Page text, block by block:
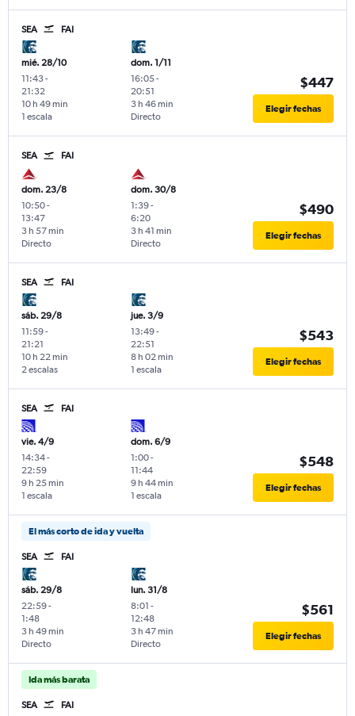
SEA FAI
mié. 28/10
11:43-
21:32
1 escala
10 h 49 min
dom. 1/11
16:05-
20:51
Directo
3 h 46 min
$447
Elegir fechas
SEA FAI
dom. 23/8
10:50-
13:47
Directo
3 h 57 min
dom. 30/8
1:39-
6:20
Directo
3 h 41 min
$490
Elegir fechas
SEA FAI
sáb. 29/8
11:59-
21:21
2 escalas
10 h 22 min
jue. 3/9
13:49-
22:51
1 escala
8 h 02 min
$543
Elegir fechas
SEA FAI
vie. 4/9
14:34-
22:59
1 escala
9 h 25 min
dom. 6/9
1:00-
11:44
1 escala
9 h 44 min
$548
Elegir fechas
El más corto de ida y vuelta
SEA FAI
sáb. 29/8
22:59-
1:48
Directo
3 h 49 min
lun. 31/8
8:01 -
12:48
Directo
3 h 47 min
$561
Elegir fechas
Ida más barata
SEA FAI